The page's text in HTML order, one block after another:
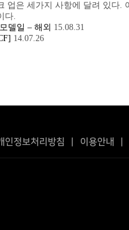
은 세가지 사항에 달려 있다.
다.
델일 – 해외 15.08.31
14.07.26
인정보처리방침 이용안내